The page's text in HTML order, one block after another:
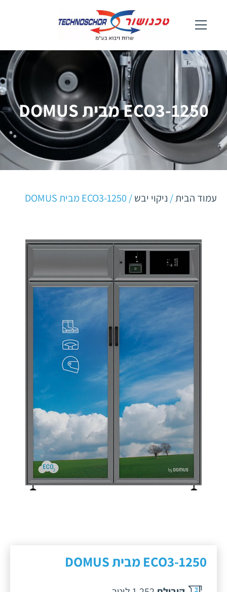
ECO3-1250 מבית DOMUS
עמוד הבית/ ניקוי יבש/ ECO3-1250 מבית DOMUS
ECO3-1250 מבית DOMUS